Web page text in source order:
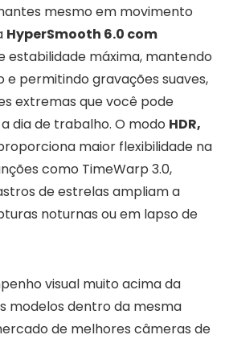
mesmo em movimento
HyperSmooth 6.0 com
estabilidade máxima, mantendo
e permitindo gravações suaves,
extremas que você pode
dia de trabalho. O modo HDR,
maior flexibilidade na
como TimeWarp 3.0,
de estrelas ampliam a
noturnas ou em lapso de
visual muito acima da
modelos dentro da mesma
de melhores câmeras de